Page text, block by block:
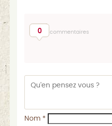
0 commentaires
Nom *